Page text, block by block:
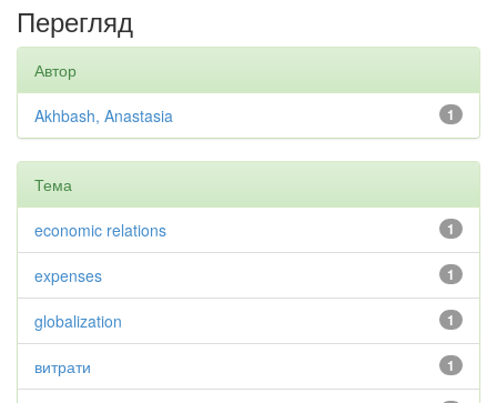
Перегляд
Автор
1
Akhbash, Anastasia
Тема
1
economic relations
1
expenses
1
globalization
1
витрати